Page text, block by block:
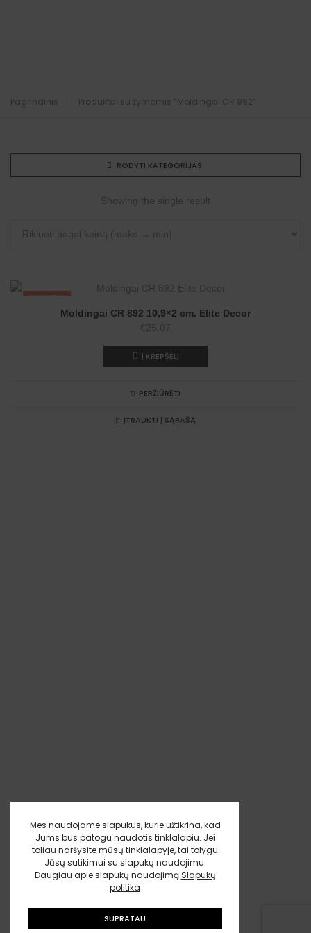
Pagrindinis Produktai su žymomis “Moldingai CR 892”
RODYTI KATEGORIJAS
Showing the single result
NAUJIENA
Moldingai CR 892 10,9×2 cm. Elite Decor
€25.07
Į KREPŠELĮ
PERŽIŪRĖTI
ĮTRAUKTI Į SĄRAŠĄ
Mes naudojame slapukus, kurie užtikrina, kad
Jums bus patogu naudotis tinklalapiu. Jei
toliau naršysite mūsų tinklalapyje, tai tolygu
Jūsų sutikimui su slapukų naudojimu.
Daugiau apie slapukų naudojimąSlapukų
politika
SUPRATAU